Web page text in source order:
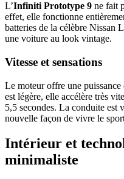
L’Infiniti Prototype 9 ne fait
effet, elle fonctionne
batteries de la célèbre Nissan
une voiture au look vintage.
Vitesse et sensations
Le moteur offre une
est légère, elle accélère très
5,5 secondes. La conduite est
nouvelle façon de vivre le
Intérieur et
minimaliste